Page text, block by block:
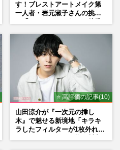
す！ブレストアートメイク第
一人者・岩元淑子さんの挑戦
⭐ 高評価の記事(10)
山田涼介が『一次元の挿し
木』で魅せる新境地「キラキ
ラしたフィルターが1枚外れて